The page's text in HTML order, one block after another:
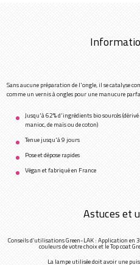
Sans aucune préparation de l'ongle, il se catalyse
comme un vernis à ongles pour une manucure
Jusqu'à 62% d'ingrédients bio sourcés (dérivé
manioc, de maïs ou de coton)
Tenue jusqu'à 9 jours
Pose et dépose rapides
Végan et fabriqué en France
Astuces et
Conseils d’utilisations Green-LAK : Application en
couleurs de votre choix et le Top coat
La lampe utilisée doit avoir une